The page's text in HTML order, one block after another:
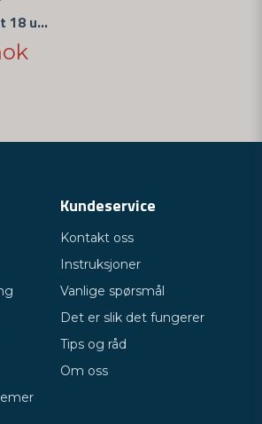
Multi Narkotikatest 18 ulike narkotika
Kundeservice
Kontakt oss
Instruksjoner
Vanlige spørsmål
Det er slik det fungerer
Tips og råd
Om oss